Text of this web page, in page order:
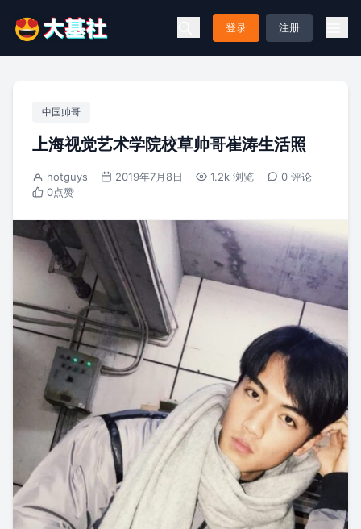
登录 注册
中国帅哥
上海视觉艺术学院校草帅哥崔涛生活照
hotguys 2019年7月8日 1.2k 浏览
0 评论
0点赞